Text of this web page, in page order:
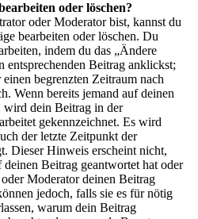
oder löschen?
oder Moderator bist, kannst du
bearbeiten oder löschen. Du
indem du das „Ändere
entsprechenden Beitrag anklickst;
begrenzten Zeitraum nach
Wenn bereits jemand auf deinen
wird dein Beitrag in der
gekennzeichnet. Es wird
der letzte Zeitpunkt der
Dieser Hinweis erscheint nicht,
Beitrag geantwortet hat oder
Moderator deinen Beitrag
jedoch, falls sie es für nötig
warum dein Beitrag